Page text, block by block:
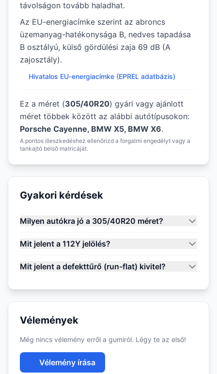
távolságon tovább haladhat.
Az EU-energiacímke szerint az abroncs
üzemanyag-hatékonysága B, nedves tapadása
B osztályú, külső gördülési zaja 69 dB (A
zajosztály).
Hivatalos EU-energiacímke (EPREL adatbázis)
Ez a méret (305/40R20) gyári vagy ajánlott
méret többek között az alábbi autótípusokon:
Porsche Cayenne, BMW X5, BMW X6.
A pontos illeszkedéshez ellenőrizd a forgalmi engedélyt vagy a
tankajtó belső matricáját.
Gyakori kérdések
Milyen autókra jó a 305/40R20 méret?
Mit jelent a 112Y jelölés?
Mit jelent a defekttűrő (run-flat) kivitel?
Vélemények
Még nincs vélemény erről a gumiról. Légy te az első!
Vélemény írása